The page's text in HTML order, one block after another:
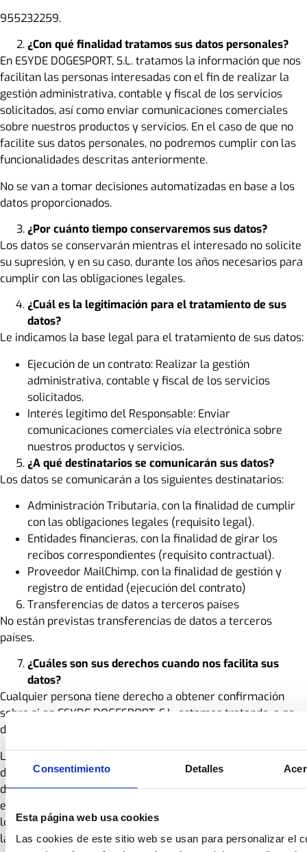
Consentimiento Detalles
Esta página web usa cookies
Las cookies de este sitio web se usan para personalizar el
955232259.
¿Con qué finalidad tratamos sus datos personales?
En ESYDE DOGESPORT, S.L. tratamos la información que nos
facilitan las personas interesadas con el fin de realizar la
gestión administrativa, contable y fiscal de los servicios
solicitados, así como enviar comunicaciones comerciales
sobre nuestros productos y servicios. En el caso de que no
facilite sus datos personales, no podremos cumplir con las
funcionalidades descritas anteriormente.
No se van a tomar decisiones automatizadas en base a los
datos proporcionados.
¿Por cuánto tiempo conservaremos sus datos?
Los datos se conservarán mientras el interesado no solicite
su supresión, y en su caso, durante los años necesarios para
cumplir con las obligaciones legales.
¿Cuál es la legitimación para el tratamiento de sus
datos?
Le indicamos la base legal para el tratamiento de sus datos:
Ejecución de un contrato: Realizar la gestión
administrativa, contable y fiscal de los servicios
solicitados.
Interés legítimo del Responsable: Enviar
comunicaciones comerciales vía electrónica sobre
nuestros productos y servicios.
¿A qué destinatarios se comunicarán sus datos?
Los datos se comunicarán a los siguientes destinatarios:
Administración Tributaria, con la finalidad de cumplir
con las obligaciones legales (requisito legal).
Entidades financieras, con la finalidad de girar los
recibos correspondientes (requisito contractual).
Proveedor MailChimp, con la finalidad de gestión y
registro de entidad (ejecución del contrato)
Transferencias de datos a terceros países
No están previstas transferencias de datos a terceros
países.
¿Cuáles son sus derechos cuando nos facilita sus
datos?
Cualquier persona tiene derecho a obtener confirmación
sobre si en ESYDE DOGESPORT, S.L. estamos tratando, o no,
datos personales que les conciernan.
Las personas interesadas tienen derecho a acceder a sus
datos personales, así como a solicitar la rectificación de los
datos inexactos o, en su caso, solicitar su supresión cuando,
entre otros motivos, los datos ya no sean necesarios para
los fines que fueron recogidos. Igualmente tiene derecho a
la portabilidad de sus datos.